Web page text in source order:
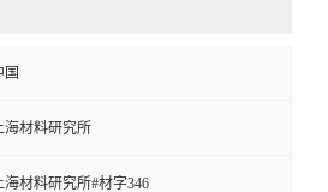
国
海材料研究所
海材料研究所#材字346